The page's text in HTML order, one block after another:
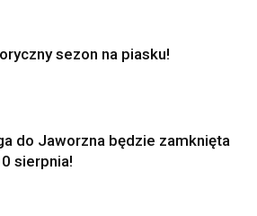
sezon na piasku!
do Jaworzna będzie zamknięta
sierpnia!